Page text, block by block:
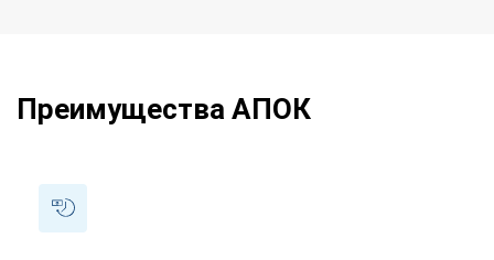
Преимущества АПОК